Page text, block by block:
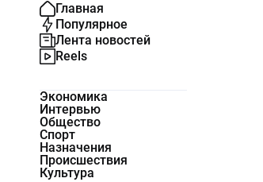
Главная
Популярное
Лента новостей
Reels
Экономика
Интервью
Общество
Спорт
Назначения
Происшествия
Культура